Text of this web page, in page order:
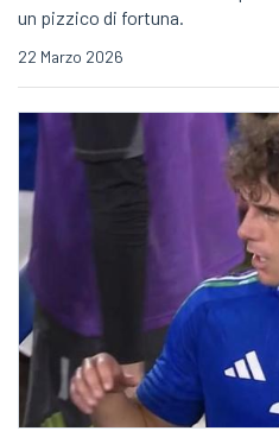
un pizzico di fortuna.
22 Marzo 2026